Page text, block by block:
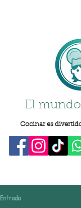
El
Cocinar es
Entrada